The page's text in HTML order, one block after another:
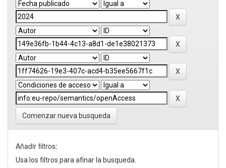
Comenzar nueva busqueda
Añadir filtros:
Usa los filtros para afinar la busqueda.